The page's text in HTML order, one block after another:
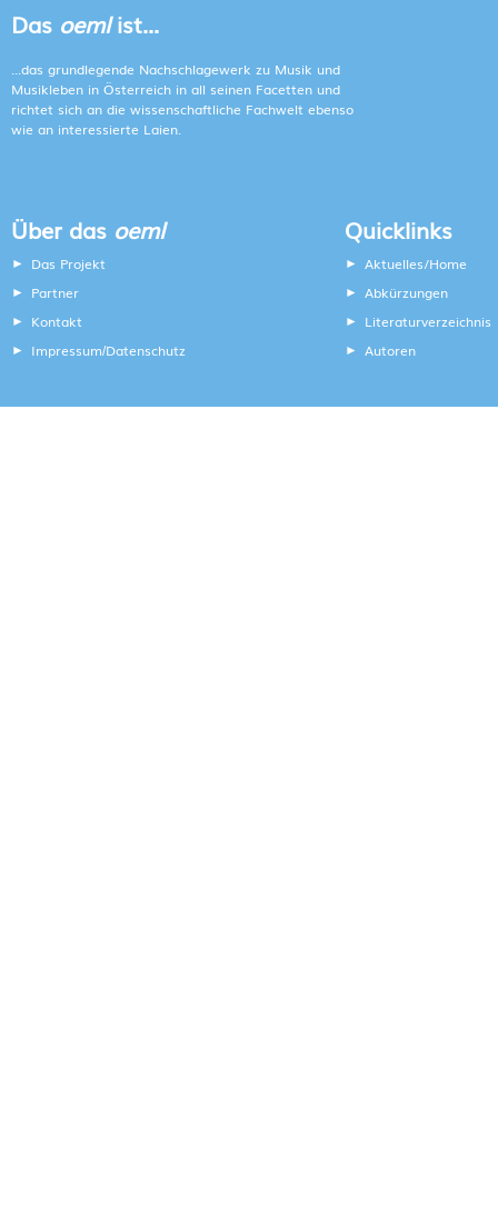
Das oemlist...
...das grundlegende Nachschlagewerk zu Musik und
Musikleben in Österreich in all seinen Facetten und
richtet sich an die wissenschaftliche Fachwelt ebenso
wie an interessierte Laien.
Über das oeml
Das Projekt
Partner
Kontakt
Impressum/Datenschutz
Quicklinks
Aktuelles/Home
Abkürzungen
Literaturverzeichnis
Autoren